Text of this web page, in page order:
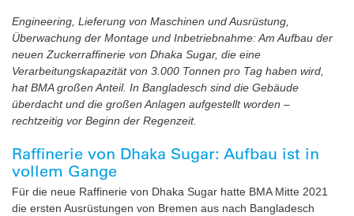
Engineering, Lieferung von Maschinen und Ausrüstung,
Überwachung der Montage und Inbetriebnahme: Am Aufbau der
neuen Zuckerraffinerie von Dhaka Sugar, die eine
Verarbeitungskapazität von 3.000 Tonnen pro Tag haben wird,
hat BMA großen Anteil. In Bangladesch sind die Gebäude
überdacht und die großen Anlagen aufgestellt worden –
rechtzeitig vor Beginn der Regenzeit.
Raffinerie von Dhaka Sugar: Aufbau ist in
vollem Gange
Für die neue Raffinerie von Dhaka Sugar hatte BMA Mitte 2021
die ersten Ausrüstungen von Bremen aus nach Bangladesch